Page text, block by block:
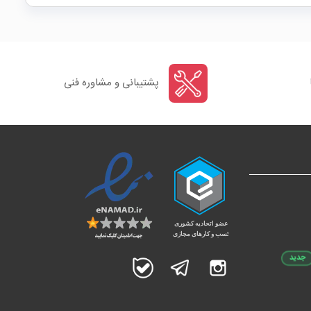
پشتیبانی و مشاوره فنی
جدید اینستاگرام تلگرام